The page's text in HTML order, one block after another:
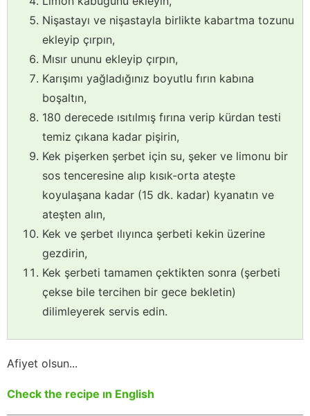
Nişastayı ve nişastayla birlikte kabartma tozunu
ekleyip çırpın,
Mısır ununu ekleyip çırpın,
Karışımı yağladığınız boyutlu fırın kabına
boşaltın,
180 derecede ısıtılmış fırına verip kürdan testi
temiz çıkana kadar pişirin,
Kek pişerken şerbet için su, şeker ve limonu bir
sos tenceresine alıp kısık-orta ateşte
koyulaşana kadar (15 dk. kadar) kyanatın ve
ateşten alın,
Kek ve şerbet ılıyınca şerbeti kekin üzerine
gezdirin,
Kek şerbeti tamamen çektikten sonra (şerbeti
çekse bile tercihen bir gece bekletin)
dilimleyerek servis edin.
Afiyet olsun...
Check the recipe ın English